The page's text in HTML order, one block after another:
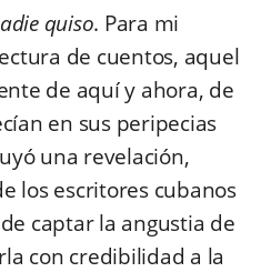
quiso. Para mi
de cuentos, aquel
de aquí y ahora, de
en sus peripecias
una revelación,
los escritores cubanos
captar la angustia de
con credibilidad a la